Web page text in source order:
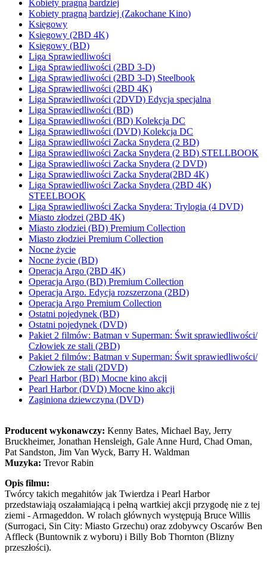
Kobiety pragną bardziej
Kobiety pragną bardziej (Zakochane Kino)
Księgowy
Księgowy (2BD 4K)
Księgowy (BD)
Liga Sprawiedliwości
Liga Sprawiedliwości (2BD 3-D)
Liga Sprawiedliwości (2BD 3-D) Steelbook
Liga Sprawiedliwości (2BD 4K)
Liga Sprawiedliwości (2DVD) Edycja specjalna
Liga Sprawiedliwości (BD)
Liga Sprawiedliwości (BD) Kolekcja DC
Liga Sprawiedliwości (DVD) Kolekcja DC
Liga Sprawiedliwości Zacka Snydera (2 BD)
Liga Sprawiedliwości Zacka Snydera (2 BD) STELLBOOK
Liga Sprawiedliwości Zacka Snydera (2 DVD)
Liga Sprawiedliwości Zacka Snydera(2BD 4K)
Liga Sprawiedliwości Zacka Snydera (2BD 4K)
STEELBOOK
Liga Sprawiedliwości Zacka Snydera: Trylogia (4 DVD)
Miasto złodzei (2BD 4K)
Miasto złodziei (BD) Premium Collection
Miasto złodziei Premium Collection
Nocne życie
Nocne życie (BD)
Operacja Argo (2BD 4K)
Operacja Argo (BD) Premium Collection
Operacja Argo. Edycja rozszerzona (2BD)
Operacja Argo Premium Collection
Ostatni pojedynek (BD)
Ostatni pojedynek (DVD)
Pakiet 2 filmów: Batman v Superman: Świt sprawiedliwości/
Człowiek ze stali (2BD)
Pakiet 2 filmów: Batman v Superman: Świt sprawiedliwości/
Człowiek ze stali (2DVD)
Pearl Harbor (BD) Mocne kino akcji
Pearl Harbor (DVD) Mocne kino akcji
Zaginiona dziewczyna (DVD)
Producent wykonawczy: Kenny Bates, Michael Bay, Jerry
Bruckheimer, Jonathan Hensleigh, Gale Anne Hurd, Chad Oman,
Pat Sandston, Jim Van Wyck, Barry H. Waldman
Muzyka: Trevor Rabin
Opis filmu:
Twórcy takich megahitów jak Twierdza i Pearl Harbor
przedstawiają oszałamiającą i pełną wartkiej akcji przygodę nie z tej
ziemi - Armageddon. W rolach głównych występują Bruce Willis
(Surrogaci, Sin City: Miasto Grzechu) oraz zdobywcy Oscarów Ben
Affleck (Buntownik z wyboru) i Billy Bob Thornton (Blizny
przeszłości).